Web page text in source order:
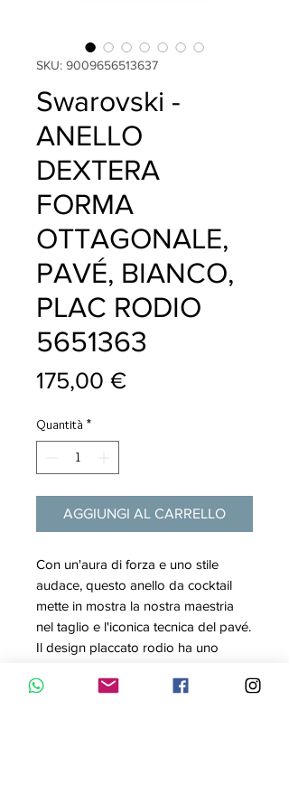
SKU: 9009656513637
Swarovski -
ANELLO
DEXTERA
FORMA
OTTAGONALE,
PAVÉ, BIANCO,
PLAC RODIO
5651363
175,00 €Prezzo
Quantità *
AGGIUNGI AL CARRELLO
Con un'aura di forza e uno stile
audace, questo anello da cocktail
mette in mostra la nostra maestria
nel taglio e l'iconica tecnica del pavé.
Il design placcato rodio ha uno
struttura a forma ottagonale